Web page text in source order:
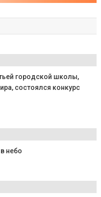
городской школы,
состоялся конкурс
небо